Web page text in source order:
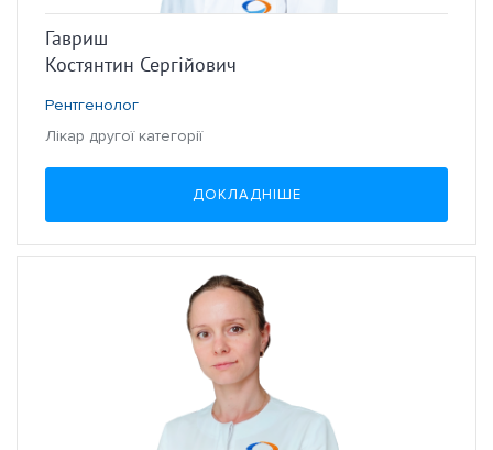
Гавриш
Костянтин Сергійович
Рентгенолог
Лікар другої категорії
ДОКЛАДНІШЕ